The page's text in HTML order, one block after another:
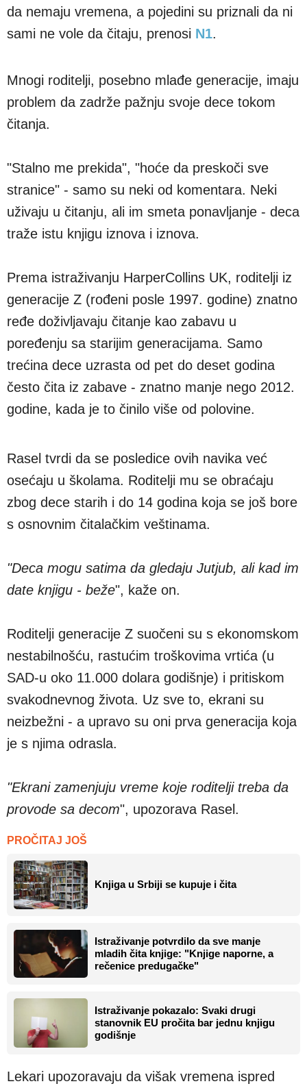
da nemaju vremena, a pojedini su priznali da ni
sami ne vole da čitaju, prenosi N1.
Mnogi roditelji, posebno mlađe generacije, imaju
problem da zadrže pažnju svoje dece tokom
čitanja.
"Stalno me prekida", "hoće da preskoči sve
stranice" - samo su neki od komentara. Neki
uživaju u čitanju, ali im smeta ponavljanje - deca
traže istu knjigu iznova i iznova.
Prema istraživanju HarperCollins UK, roditelji iz
generacije Z (rođeni posle 1997. godine) znatno
ređe doživljavaju čitanje kao zabavu u
poređenju sa starijim generacijama. Samo
trećina dece uzrasta od pet do deset godina
često čita iz zabave - znatno manje nego 2012.
godine, kada je to činilo više od polovine.
Rasel tvrdi da se posledice ovih navika već
osećaju u školama. Roditelji mu se obraćaju
zbog dece starih i do 14 godina koja se još bore
s osnovnim čitalačkim veštinama.
"Deca mogu satima da gledaju Jutjub, ali kad im
date knjigu - beže", kaže on.
Roditelji generacije Z suočeni su s ekonomskom
nestabilnošću, rastućim troškovima vrtića (u
SAD-u oko 11.000 dolara godišnje) i pritiskom
svakodnevnog života. Uz sve to, ekrani su
neizbežni - a upravo su oni prva generacija koja
je s njima odrasla.
"Ekrani zamenjuju vreme koje roditelji treba da
provode sa decom", upozorava Rasel.
PROČITAJ JOŠ
Knjiga u Srbiji se kupuje i čita
Istraživanje potvrdilo da sve manje
mladih čita knjige: "Knjige naporne, a
rečenice predugačke"
Istraživanje pokazalo: Svaki drugi
stanovnik EU pročita bar jednu knjigu
godišnje
Lekari upozoravaju da višak vremena ispred